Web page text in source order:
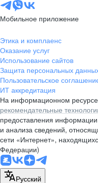
Мобильное приложение
Этика и комплаенс
Оказание услуг
Использование сайтов
Защита персональных
Пользовательское
ИТ аккредитация
На информационном
рекомендательные
предоставления
и анализа сведений,
сети «Интернет»,
Федерации)
Русский